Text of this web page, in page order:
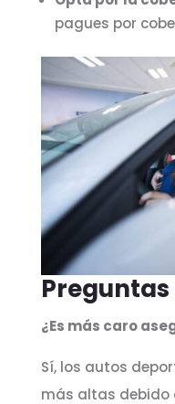
pagues por
¿Es más caro
Sí, los autos
más altas debido